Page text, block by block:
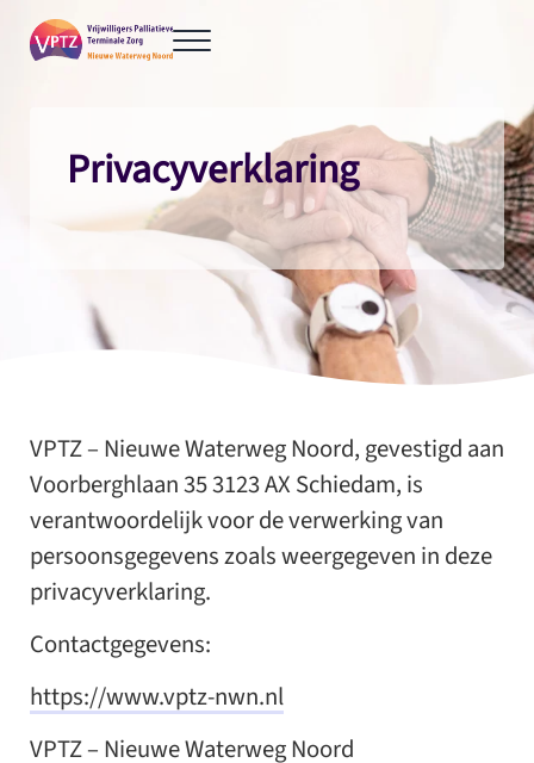
Door naar de hoofd inhoud
Skip to header right navigation
Skip to site footer
Menu
Privacyverklaring
VPTZ – Nieuwe Waterweg Noord, gevestigd aan
Voorberghlaan 35 3123 AX Schiedam, is
verantwoordelijk voor de verwerking van
persoonsgegevens zoals weergegeven in deze
privacyverklaring.
Contactgegevens:
https://www.vptz-nwn.nl
VPTZ – Nieuwe Waterweg Noord